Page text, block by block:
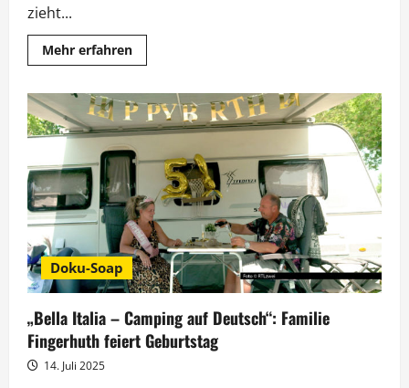
zieht...
Mehr erfahrenMehr
Informationen
Italia”:
Die
Fingerhuths
erkunden
die
Gassen
Venedig
Doku-Soap
„Bella Italia – Camping auf Deutsch“: Familie
Fingerhuth feiert Geburtstag
14. Juli 2025